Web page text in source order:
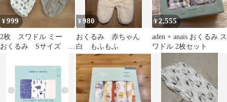
¥999
2枚 スワドル ミー
おくるみ Sサイズ 新
ル ネントレ
¥980
おくるみ 赤ちゃん
白 もふもふ
¥2,555
aden + anais おくるみ ス
ワドル 2枚セット